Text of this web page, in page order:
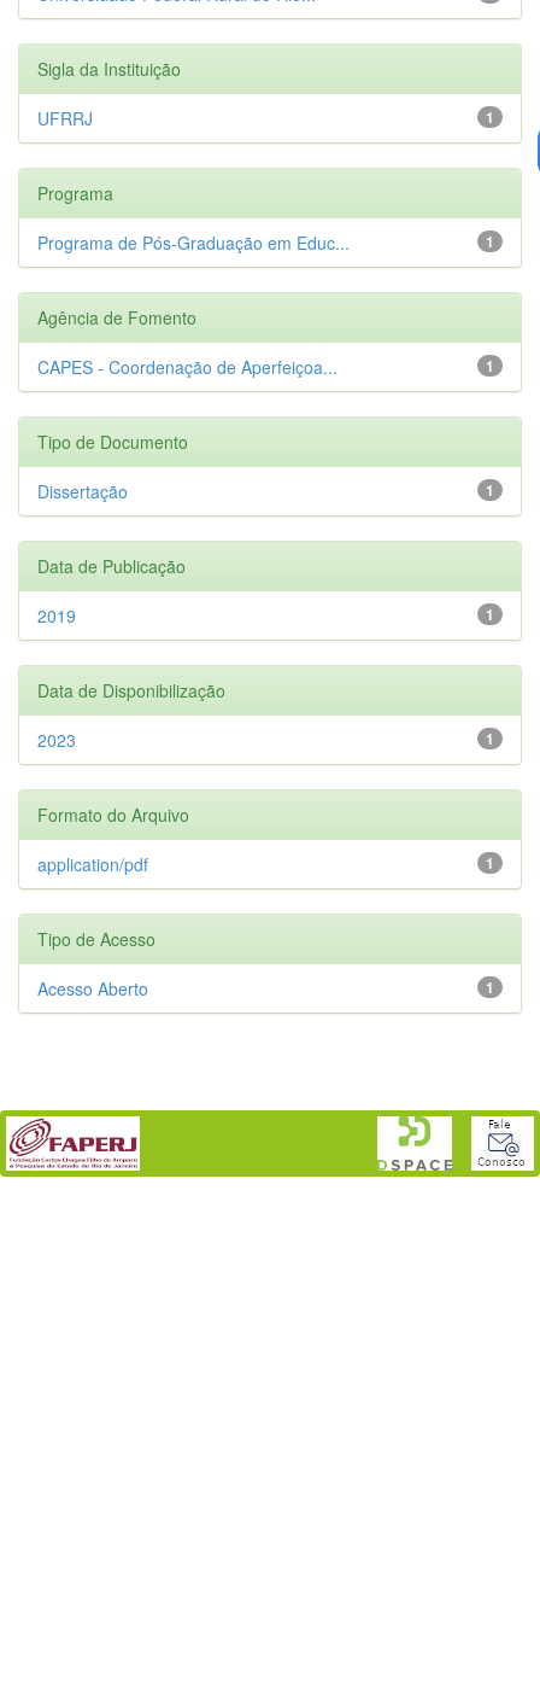
Sigla da Instituição
1
UFRRJ
Programa
1
Programa de Pós-Graduação em Educ...
Agência de Fomento
1
CAPES - Coordenação de Aperfeiçoa...
Tipo de Documento
1
Dissertação
Data de Publicação
1
2019
Data de Disponibilização
1
2023
Formato do Arquivo
1
application/pdf
Tipo de Acesso
1
Acesso Aberto